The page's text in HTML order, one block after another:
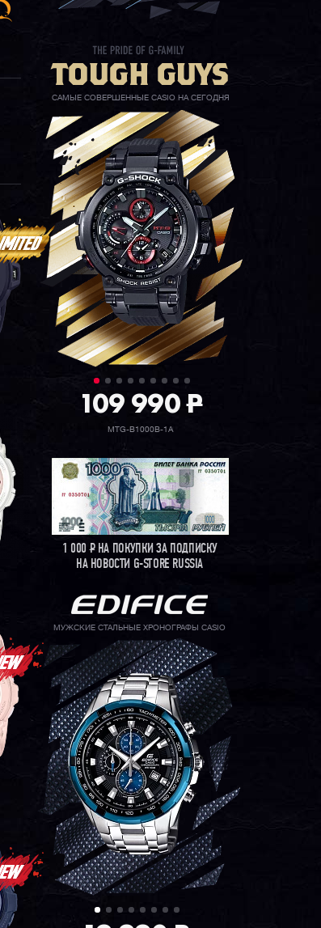
САМЫЕ СОВЕРШЕННЫЕ CASIO НА СЕГОДНЯ
109 990P
MTG-B1000B-1A
1 000РНА ПОКУПКИ ЗА ПОДПИСКУ
НА НОВОСТИ G-STORE RUSSIA
МУЖСКИЕ СТАЛЬНЫЕ ХРОНОГРАФЫ CASIO